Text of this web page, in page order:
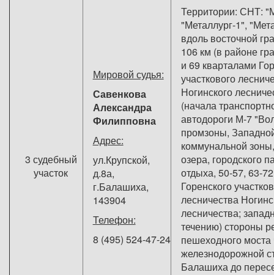
3 судебный
участок
Мировой судья:
Савенкова
Александра
Филипповна
Адрес:
ул.Крупской,
д.8а,
г.Балашиха,
143904
Телефон:
8 (495) 524-47-24
Территории: СНТ:
"Металлург-1",
вдоль восточной
106 км (в районе
и 69 кварталами
участкового
Ногинского
(начала
автодороги М-7
промзоны,
коммунальной
озера, городского
отдыха, 50-57, 63-
Горенского
лесничества
лесничества;
течению) стороны
пешеходного моста
железнодорожной
Балашиха до